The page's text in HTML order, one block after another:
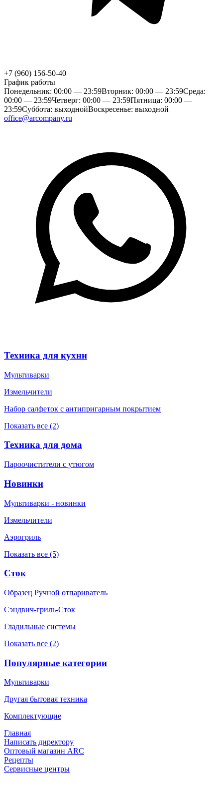
+7 (960) 156-50-40
График работы
Понедельник: 00:00 — 23:59Вторник: 00:00 — 23:59Среда:
00:00 — 23:59Четверг: 00:00 — 23:59Пятница: 00:00 —
23:59Суббота: выходнойВоскресенье: выходной
office@arcompany.ru
Техника для кухни
Мультиварки
Измельчители
Набор салфеток с антипригарным покрытием
Показать все (2)
Техника для дома
Пароочистители с утюгом
Новинки
Мультиварки - новинки
Измельчители
Аэрогриль
Показать все (5)
Сток
Образец Ручной отпариватель
Сэндвич-гриль-Сток
Гладильные системы
Показать все (2)
Популярные категории
Мультиварки
Другая бытовая техника
Комплектующие
Главная
Написать директору
Оптовый магазин ARC
Рецепты
Сервисные центры